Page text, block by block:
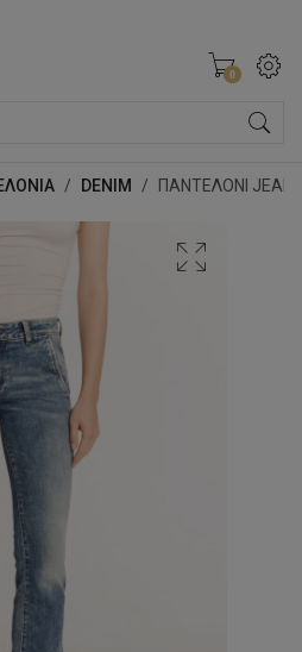
0
/ DENIM / ΠΑΝΤΕΛΟΝΙ